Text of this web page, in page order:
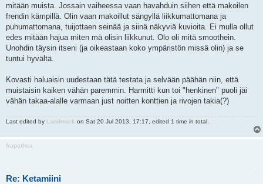
mitään muista. Jossain vaiheessa vaan havahduin siihen että makoilen
frendin kämpillä. Olin vaan makoillut sängyllä liikkumattomana ja
puhumattomana, tuijottaen seinää ja siinä näkyviä kuvioita. Ei mulla ollut
edes mitään hajua miten mä olisin liikkunut. Olo oli mitä smoothein.
Unohdin täysin itseni (ja oikeastaan koko ympäristön missä olin) ja se
tuntui hyvältä.
Kovasti haluaisin uudestaan tätä testata ja selvään päähän niin, että
muistaisin kaiken vähän paremmin. Harmitti kun toi "henkinen" puoli jäi
vähän takaa-alalle varmaan just noitten konttien ja rivojen takia(?)
Last edited by Landmark on Sat 20 Jul 2013, 17:17, edited 1 time in total.
frapathea
Re: Ketamiini